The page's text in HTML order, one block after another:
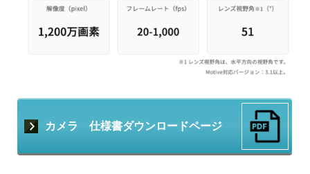
カメラ 仕様書ダウンロードページ